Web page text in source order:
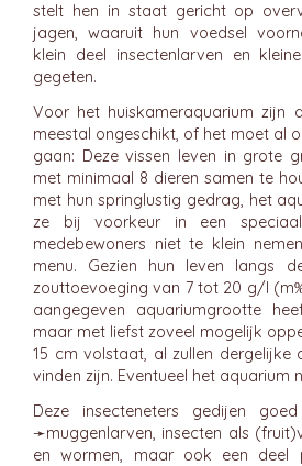
stelt hen in staat gericht op
jagen, waaruit hun voedsel
klein deel insectenlarven en
gegeten.
Voor het huiskameraquarium zijn
meestal ongeschikt, of het moet al
gaan: Deze vissen leven in grote
met minimaal 8 dieren samen te
met hun springlustig gedrag, het
ze bij voorkeur in een
medebewoners niet te klein
menu. Gezien hun leven langs
zouttoevoeging van 7 tot 20 g/l
aangegeven aquariumgrootte
maar met liefst zoveel mogelijk
15 cm volstaat, al zullen dergelijke
vinden zijn. Eventueel het aquarium
Deze insecteneters gedijen
➛muggenlarven, insecten als
en wormen, maar ook een deel